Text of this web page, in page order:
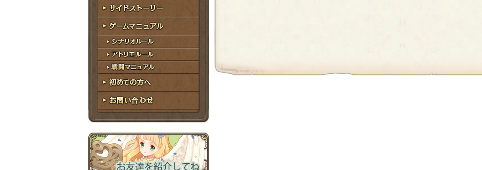
世界観
サイドストーリー
ゲームマニュアル
シナリオルール
アトリエルール
戦闘マニュアル
初めての方へ
お問い合わせ